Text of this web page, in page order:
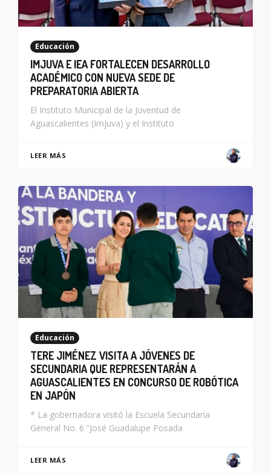
Educación
IMJUVA E IEA FORTALECEN DESARROLLO
ACADÉMICO CON NUEVA SEDE DE
PREPARATORIA ABIERTA
El Instituto Municipal de la Juventud de
Aguascalientes (Imjuva) y el Instituto
LEER MÁS
Educación
TERE JIMÉNEZ VISITA A JÓVENES DE
SECUNDARIA QUE REPRESENTARÁN A
AGUASCALIENTES EN CONCURSO DE ROBÓTICA
EN JAPÓN
* La gobernadora visitó la Escuela Secundaria
General No. 6 “José Guadalupe Posada
LEER MÁS